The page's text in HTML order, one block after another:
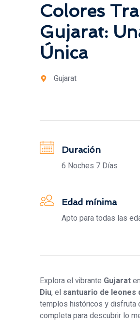
Colores
Gujarat:
Única
Gujarat
Duración
6 Noches 7 Días
Edad mínima
Apto para todas las
Explora el vibrante Gujarat
Diu, el santuario de leones
templos históricos y disfruta
completa para descubrir lo